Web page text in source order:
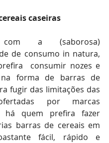
caseiras
com a (saborosa)
de consumo in natura,
consumir nozes e
na forma de barras de
fugir das limitações das
por marcas
há quem prefira fazer
barras de cereais em
fácil, rápido e